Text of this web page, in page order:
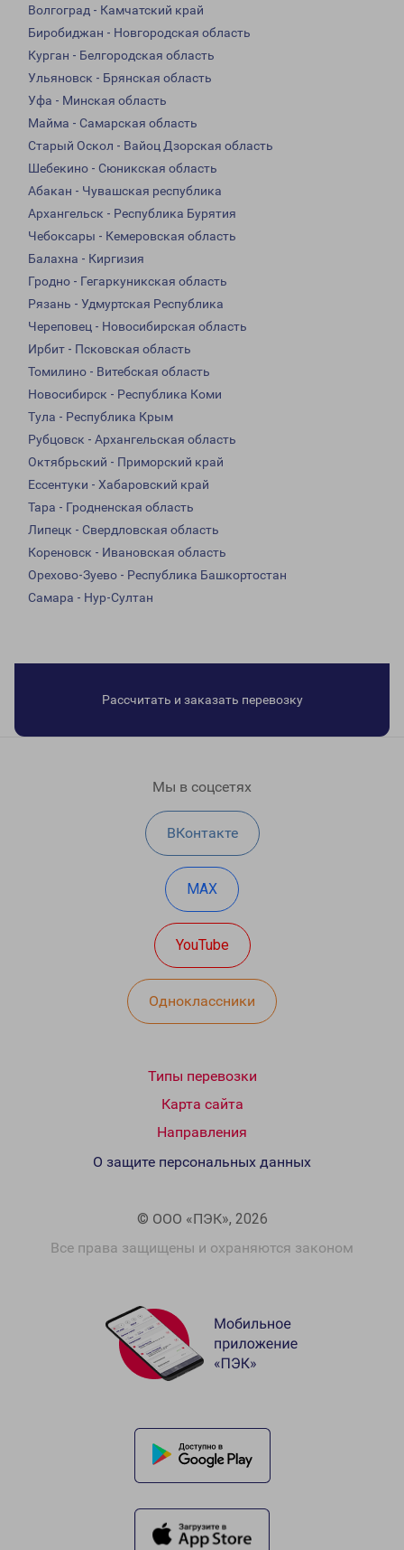
Волгоград - Камчатский край
Биробиджан - Новгородская область
Курган - Белгородская область
Ульяновск - Брянская область
Уфа - Минская область
Майма - Самарская область
Старый Оскол - Вайоц Дзорская область
Шебекино - Сюникская область
Абакан - Чувашская республика
Архангельск - Республика Бурятия
Чебоксары - Кемеровская область
Балахна - Киргизия
Гродно - Гегаркуникская область
Рязань - Удмуртская Республика
Череповец - Новосибирская область
Ирбит - Псковская область
Томилино - Витебская область
Новосибирск - Республика Коми
Тула - Республика Крым
Рубцовск - Архангельская область
Октябрьский - Приморский край
Ессентуки - Хабаровский край
Тара - Гродненская область
Липецк - Свердловская область
Кореновск - Ивановская область
Орехово-Зуево - Республика Башкортостан
Самара - Нур-Султан
Рассчитать и заказать перевозку
Мы в соцсетях
ВКонтакте
MAX
YouTube
Одноклассники
Типы перевозки
Карта сайта
Направления
© ООО «ПЭК», 2026
Все права защищены и охраняются законом
О защите персональных данных